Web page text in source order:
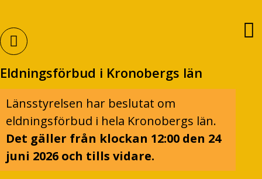
Eldningsförbud i Kronobergs län
Länsstyrelsen har beslutat om
eldningsförbud i hela Kronobergs län.
Det gäller från klockan 12:00 den 24
juni 2026 och tills vidare.